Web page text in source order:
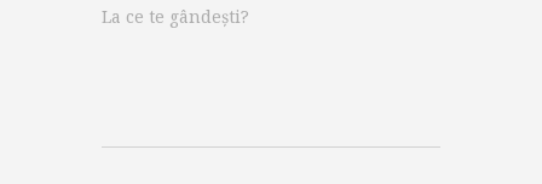
La ce te gândești?